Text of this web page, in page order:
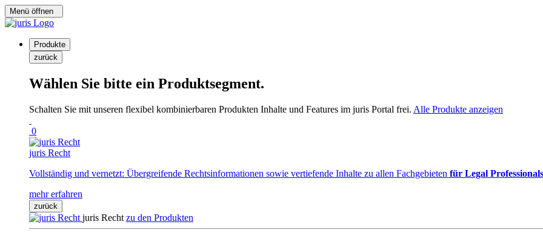
Menü öffnen
Produkte
zurück
Wählen Sie bitte ein Produktsegment.
Schalten Sie mit unseren flexibel kombinierbaren Produkten Inhalte und Features im juris Portal frei. Alle Produkte anzeigen
0
juris Recht
Vollständig und vernetzt: Übergreifende Rechtsinformationen sowie vertiefende Inhalte zu allen Fachgebieten für Legal Professionals
mehr erfahren
zurück
juris Recht zu den Produkten